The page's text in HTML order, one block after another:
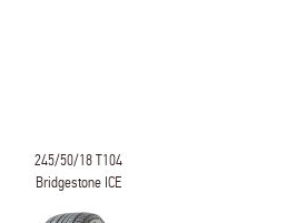
245/50/18 T104
Bridgestone ICE